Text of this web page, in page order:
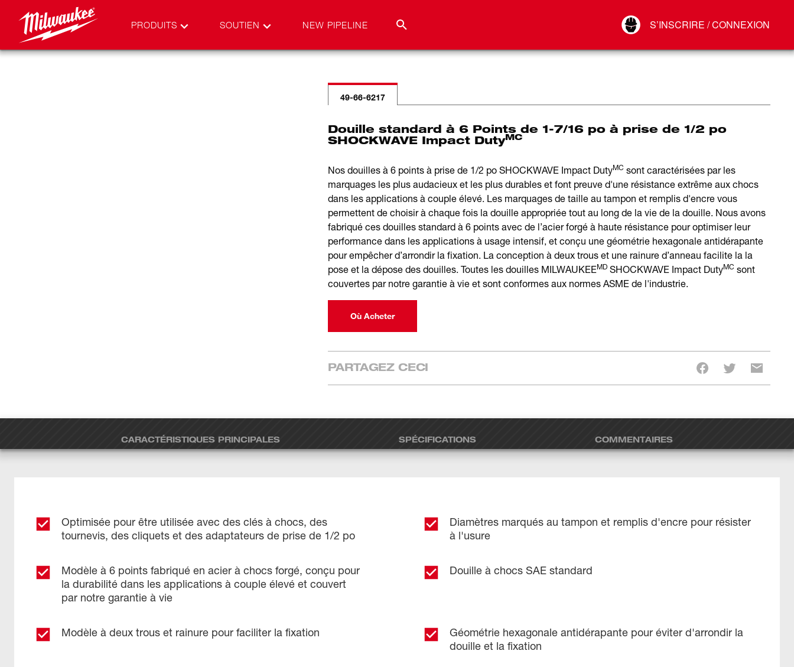
PRODUITS SOUTIEN NEW PIPELINE S’INSCRIRE / CONNEXION
Connect
49-66-6217
Douille standard à 6 Points de 1-7/16 po à prise de 1/2 po
SHOCKWAVE Impact DutyMC
Nos douilles à 6 points à prise de 1/2 po SHOCKWAVE Impact DutyMC sont caractérisées par les
marquages les plus audacieux et les plus durables et font preuve d'une résistance extrême aux chocs
dans les applications à couple élevé. Les marquages de taille au tampon et remplis d'encre vous
permettent de choisir à chaque fois la douille appropriée tout au long de la vie de la douille. Nous avons
fabriqué ces douilles standard à 6 points avec de l’acier forgé à haute résistance pour optimiser leur
performance dans les applications à usage intensif, et conçu une géométrie hexagonale antidérapante
pour empêcher d’arrondir la fixation. La conception à deux trous et une rainure d’anneau facilite la la
pose et la dépose des douilles. Toutes les douilles MILWAUKEEMDSHOCKWAVE Impact DutyMC sont
couvertes par notre garantie à vie et sont conformes aux normes ASME de l'industrie.
Où Acheter
PARTAGEZ CECI
CARACTÉRISTIQUES PRINCIPALES SPÉCIFICATIONS COMMENTAIRES
Optimisée pour être utilisée avec des clés à chocs, des
tournevis, des cliquets et des adaptateurs de prise de 1/2 po
Diamètres marqués au tampon et remplis d'encre pour résister
à l'usure
Modèle à 6 points fabriqué en acier à chocs forgé, conçu pour
la durabilité dans les applications à couple élevé et couvert
par notre garantie à vie
Douille à chocs SAE standard
Modèle à deux trous et rainure pour faciliter la fixation
Géométrie hexagonale antidérapante pour éviter d'arrondir la
douille et la fixation